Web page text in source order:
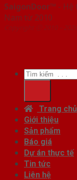
SaigonDoor™ - Hệ
Nam từ 2010
Copyright ⓒ 2010 –
Tìm
kiếm:
Trang chủ
Giới thiệu
Sản phẩm
Báo giá
Dự án thực tế
Tin tức
Liên hệ